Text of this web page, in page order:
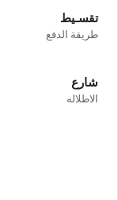
تقسـيط
طريقة الدفع
شارع
الاطلاله